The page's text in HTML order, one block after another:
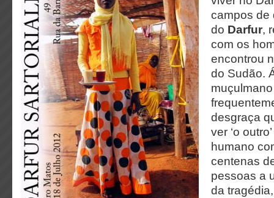
campos de
do Darfur,
com os
encontrou
do Sudão.
desgraça
ver ‘o
humano
centenas
pessoas a
da